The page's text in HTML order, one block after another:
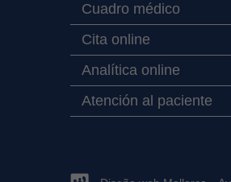
Cuadro médico
Cita online
Analítica online
Atención al paciente